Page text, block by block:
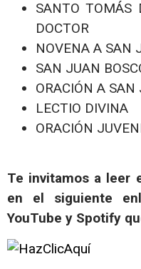
SANTO TOMÁS
DOCTOR
NOVENA A SAN
SAN JUAN
ORACIÓN A SAN
LECTIO DIVINA
ORACIÓN
Te invitamos a leer
en el siguiente
YouTube y Spotify